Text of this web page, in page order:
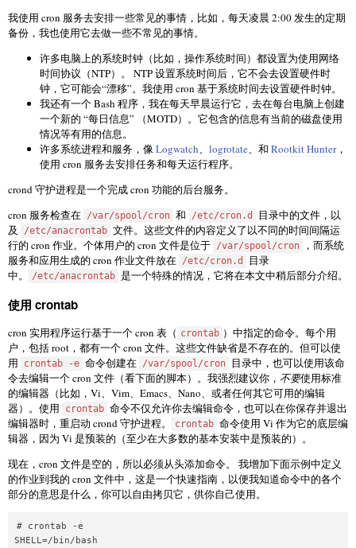
我使用 cron 服务去安排一些常见的事情，比如，每天凌晨 2:00 发生的定期
备份，我也使用它去做一些不常见的事情。
许多电脑上的系统时钟（比如，操作系统时间）都设置为使用网络
时间协议（NTP）。 NTP 设置系统时间后，它不会去设置硬件时
钟，它可能会“漂移”。我使用 cron 基于系统时间去设置硬件时钟。
我还有一个 Bash 程序，我在每天早晨运行它，去在每台电脑上创建
一个新的 “每日信息” （MOTD）。它包含的信息有当前的磁盘使用
情况等有用的信息。
许多系统进程和服务，像Logwatch、 logrotate、和 Rootkit Hunter，
使用 cron 服务去安排任务和每天运行程序。
crond 守护进程是一个完成 cron 功能的后台服务。
cron 服务检查在 /var/spool/cron 和 /etc/cron.d
目录中的文件，以
及
/etc/anacrontab 文件。这些文件的内容定义了以不同的时间间隔运
行的 cron 作业。个体用户的 cron 文件是位于 /var/spool/cron
，而系统
服务和应用生成的 cron 作业文件放在 /etc/cron.d
目录
中。
/etc/anacrontab 是一个特殊的情况，它将在本文中稍后部分介绍。
使用 crontab
cron 实用程序运行基于一个 cron 表（ crontab ）中指定的命令。每个用
户，包括 root，都有一个 cron 文件。这些文件缺省是不存在的。但可以使
用
crontab -e 命令创建在 /var/spool/cron 目录中，也可以使用该命
令去编辑一个 cron 文件（看下面的脚本）。我强烈建议你， 不要使用标准
的编辑器（比如，Vi、Vim、Emacs、Nano、或者任何其它可用的编辑
器）。使用
crontab 命令不仅允许你去编辑命令，也可以在你保存并退出
编辑器时，重启动 crond 守护进程。
crontab 命令使用 Vi 作为它的底层编
辑器，因为 Vi 是预装的（至少在大多数的基本安装中是预装的）。
现在，cron 文件是空的，所以必须从头添加命令。 我增加下面示例中定义
的作业到我的 cron 文件中，这是一个快速指南，以便我知道命令中的各个
部分的意思是什么，你可以自由拷贝它，供你自己使用。
# crontab -e